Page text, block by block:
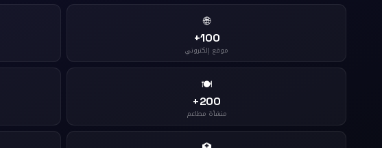
🌐
100+
موقع إلكتروني
🍽️
200+
منشأة مطاعم